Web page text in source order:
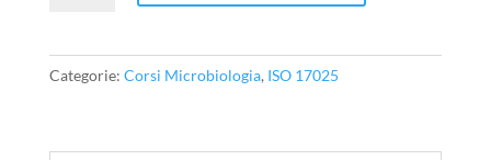
Gestione
Categorie: Corsi Microbiologia, ISO 17025